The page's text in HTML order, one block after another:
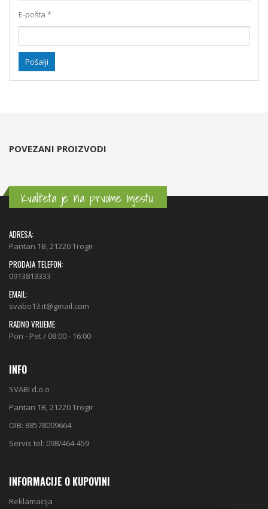
E-pošta *
POVEZANI PROIZVODI
Kvaliteta je na prvome mjestu.
ADRESA:
Pantan 1B, 21220 Trogir
PRODAJA TELEFON:
0913813333
EMAIL:
svabo13.it@gmail.com
RADNO VRIJEME:
Pon - Pet / 08:00 - 16:00
INFO
SVABI d.o.o
Pantan 1B, 21220 Trogir
OIB: 88578009664
Servis tel: 098/464-459
INFORMACIJE O KUPOVINI
Reklamacija